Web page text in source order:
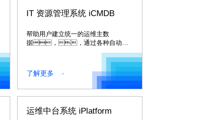
IT 资源管理系统 iCMDB
帮助用户建立统一的运维主数
据，，通过各种自动化
手段实现以应用为核心的全面资源管
享。。。。
了解更多
运维中台系统 iPlatform